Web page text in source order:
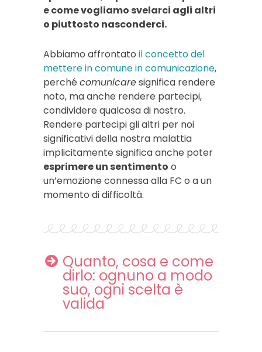
e come vogliamo svelarci agli altri
o piuttosto nasconderci.
Abbiamo affrontato il concetto del
mettere in comune in comunicazione,
perché comunicaresignifica rendere
noto, ma anche rendere partecipi,
condividere qualcosa di nostro.
Rendere partecipi gli altri per noi
significativi della nostra malattia
implicitamente significa anche poter
esprimere un sentimento o
un’emozione connessa alla FC o a un
momento di difficoltà.
Quanto, cosa e come
dirlo: ognuno a modo
suo, ogni scelta è
valida